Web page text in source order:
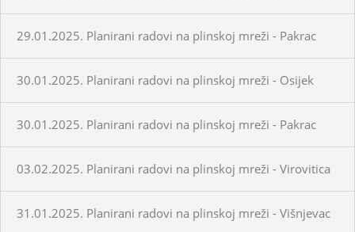
29.01.2025. Planirani radovi na plinskoj mreži - Pakrac
30.01.2025. Planirani radovi na plinskoj mreži - Osijek
30.01.2025. Planirani radovi na plinskoj mreži - Pakrac
03.02.2025. Planirani radovi na plinskoj mreži - Virovitica
31.01.2025. Planirani radovi na plinskoj mreži - Višnjevac